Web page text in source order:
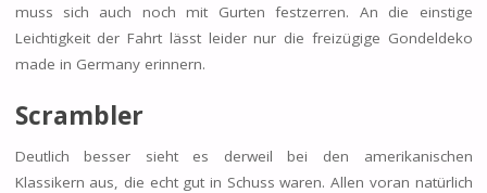
muss sich auch noch mit Gurten festzerren. An die einstige
Leichtigkeit der Fahrt lässt leider nur die freizügige Gondeldeko
made in Germany erinnern.
Scrambler
Deutlich besser sieht es derweil bei den amerikanischen
Klassikern aus, die echt gut in Schuss waren. Allen voran natürlich